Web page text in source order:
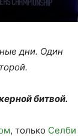
дни. Один
битвой.
, только Селби